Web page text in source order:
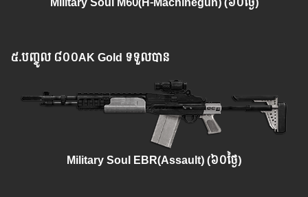
៥.​បញ្ចូល៨០០AK Gold ទទួលបាន
Military Soul EBR(Assault)(៦០ថ្ងៃ)